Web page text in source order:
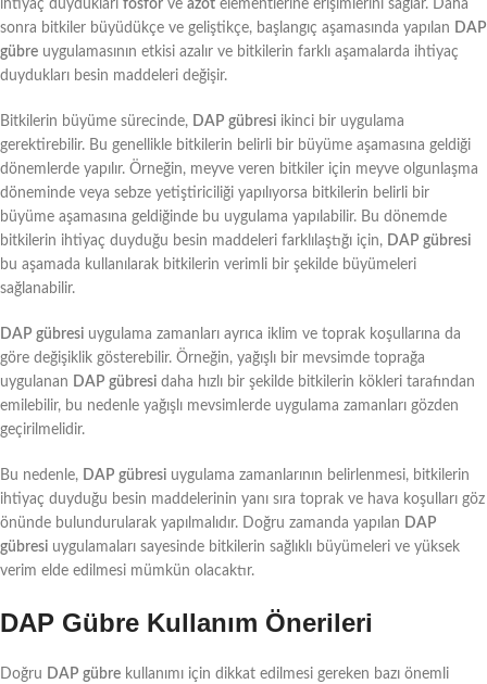
ihtiyaç duydukları fosfor ve azot elementlerine erişimlerini sağlar. Daha
sonra bitkiler büyüdükçe ve geliştikçe, başlangıç aşamasında yapılan DAP
gübre uygulamasının etkisi azalır ve bitkilerin farklı aşamalarda ihtiyaç
duydukları besin maddeleri değişir.
Bitkilerin büyüme sürecinde, DAP gübresi ikinci bir uygulama
gerektirebilir. Bu genellikle bitkilerin belirli bir büyüme aşamasına geldiği
dönemlerde yapılır. Örneğin, meyve veren bitkiler için meyve olgunlaşma
döneminde veya sebze yetiştiriciliği yapılıyorsa bitkilerin belirli bir
büyüme aşamasına geldiğinde bu uygulama yapılabilir. Bu dönemde
bitkilerin ihtiyaç duyduğu besin maddeleri farklılaştığı için, DAP gübresi
bu aşamada kullanılarak bitkilerin verimli bir şekilde büyümeleri
sağlanabilir.
DAP gübresi uygulama zamanları ayrıca iklim ve toprak koşullarına da
göre değişiklik gösterebilir. Örneğin, yağışlı bir mevsimde toprağa
uygulanan DAP gübresi daha hızlı bir şekilde bitkilerin kökleri tarafından
emilebilir, bu nedenle yağışlı mevsimlerde uygulama zamanları gözden
geçirilmelidir.
Bu nedenle, DAP gübresi uygulama zamanlarının belirlenmesi, bitkilerin
ihtiyaç duyduğu besin maddelerinin yanı sıra toprak ve hava koşulları göz
önünde bulundurularak yapılmalıdır. Doğru zamanda yapılan DAP
gübresi uygulamaları sayesinde bitkilerin sağlıklı büyümeleri ve yüksek
verim elde edilmesi mümkün olacaktır.
DAP Gübre Kullanım Önerileri
Doğru DAP gübre kullanımı için dikkat edilmesi gereken bazı önemli